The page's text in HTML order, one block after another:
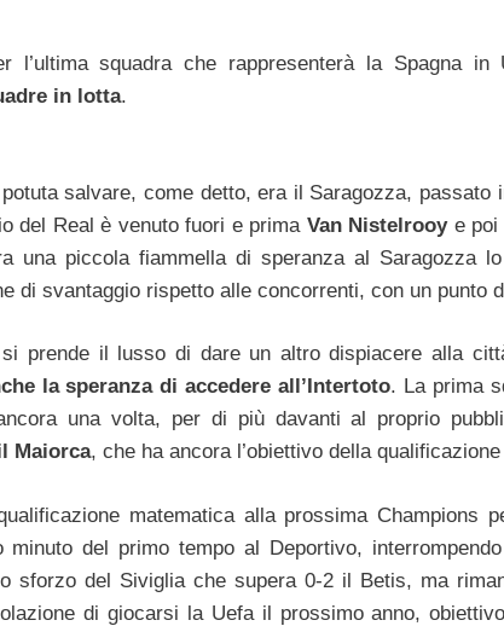
squadra che rappresenterà la Spagna
in lotta.
salvare, come detto, era il Saragozza, passato
del Real è venuto fuori e prima Van Nistelrooye poi
una piccola fiammella di speranza al Saragozza
di svantaggio rispetto alle concorrenti, con un punto
prende il lusso di dare un altro dispiacere alla
la speranza di accedere all’Intertoto. La prima
una volta, per di più davanti al proprio
Maiorca, che ha ancora l’obiettivo della
matematica alla prossima Champions
minuto del primo tempo al Deportivo,
sforzo del Siviglia che supera 0-2 il Betis, ma
di giocarsi la Uefa il prossimo anno,